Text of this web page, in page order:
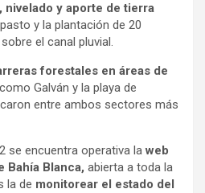
nivelado y aporte de tierra
y la plantación de 20
el canal pluvial.
forestales en áreas de
Galván y la playa de
entre ambos sectores más
se encuentra operativa laweb
Bahía Blanca, abierta a toda la
la de monitorear el estado del